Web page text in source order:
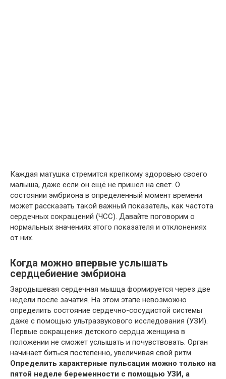
Каждая матушка стремится крепкому здоровью своего
малыша, даже если он ещё не пришел на свет. О
состоянии эмбриона в определенный момент времени
может рассказать такой важный показатель, как частота
сердечных сокращений (ЧСС). Давайте поговорим о
нормальных значениях этого показателя и отклонениях
от них.
Когда можно впервые услышать
сердцебиение эмбриона
Зародышевая сердечная мышца формируется через две
недели после зачатия. На этом этапе невозможно
определить состояние сердечно-сосудистой системы
даже с помощью ультразвукового исследования (УЗИ).
Первые сокращения детского сердца женщина в
положении не сможет услышать и почувствовать. Орган
начинает биться постепенно, увеличивая свой ритм.
Определить характерные пульсации можно только на
пятой неделе беременности с помощью УЗИ, а